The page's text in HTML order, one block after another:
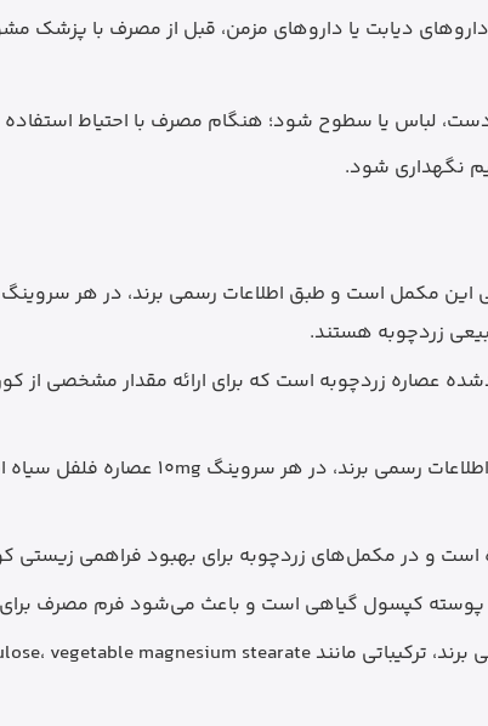
دیابت یا داروهای مزمن، قبل از مصرف با پزشک
لباس یا سطوح شود؛ هنگام مصرف با احتیاط
نگهداری شود.
عصاره زردچوبه است که برای ارائه مقدار مشخصی از
است و در مکمل‌های زردچوبه برای بهبود فراهمی
پوسته کپسول گیاهی است و باعث می‌شود فرم مصرف برای